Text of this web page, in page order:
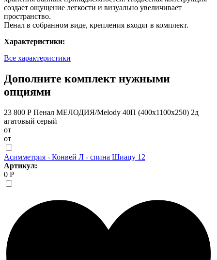
создает ощущение легкости и визуально увеличивает
пространство.
Пенал в собранном виде, крепления входят в комплект.
Характеристики:
Все характеристики
Дополните комплект нужными
опциями
23 800 Р Пенал МЕЛОДИЯ/Melody 40П (400х1100х250) 2д
агатовый серый
от
от
Асимметрия - Конвей Л - спина Шиацу 12
Артикул:
0 Р